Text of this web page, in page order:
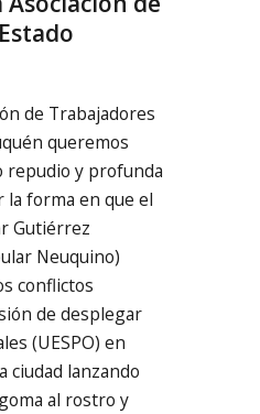
de Trabajadores
queremos
y profunda
la forma en que el
Gutiérrez
Neuquino)
conflictos
de desplegar
(UESPO) en
ciudad lanzando
al rostro y